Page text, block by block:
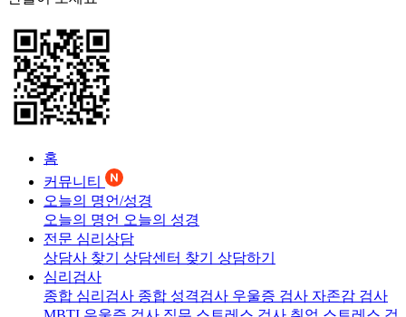
홈
커뮤니티
오늘의 명언/성경
오늘의 명언 오늘의 성경
전문 심리상담
상담사 찾기 상담센터 찾기 상담하기
심리검사
종합 심리검사 종합 성격검사 우울증 검사 자존감 검사